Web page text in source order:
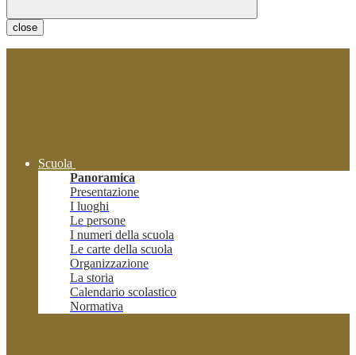
close
Scuola
Panoramica
Presentazione
I luoghi
Le persone
I numeri della scuola
Le carte della scuola
Organizzazione
La storia
Calendario scolastico
Normativa